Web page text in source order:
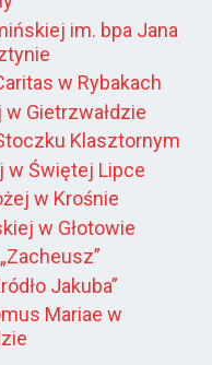
im. bpa Jana
w Rybakach
Gietrzwałdzie
Klasztornym
w Świętej Lipce
w Krośnie
w Głotowie
Jakuba”
Mariae w